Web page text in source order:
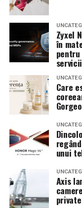
Pe 13 februarie la
invitați la proiecția
, alături de
actoriiGabriel
Necula,
De „Ziua
City Iulius Mall
invitați la film
actoriiSergiu
Alexandra Răduță.
Cineplexx
București
întregii echipe pe
ÎnCraiova ,
Costache, Azaleea
Zyxel
în
Care
unui
Axis
private